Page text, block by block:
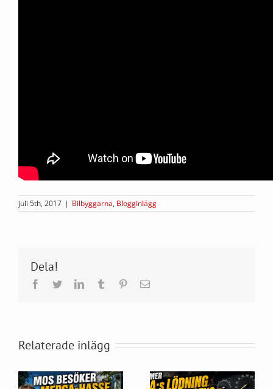
juli 5th, 2017 | Bilbyggarna, Blogginlägg
Dela!
Facebook
TwitterLinkedInTumblr Pinterest
E-
Relaterade inlägg